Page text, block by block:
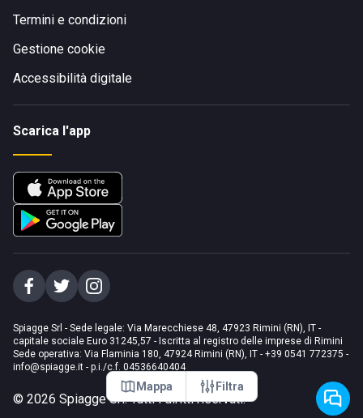
Mappa Filtra
Termini e condizioni
Gestione cookie
Accessibilità digitale
Scarica l'app
Spiagge Srl - Sede legale: Via Marecchiese 48, 47923 Rimini (RN), IT -
capitale sociale Euro 31245,57 - Iscritta al registro delle imprese di Rimini
Sede operativa: Via Flaminia 180, 47924 Rimini (RN), IT - +39 0541 772375 -
info@spiagge.it - p.i./c.f. 04536640404
© 2026 Spiagge Srl. Tutti i diritti riservati.